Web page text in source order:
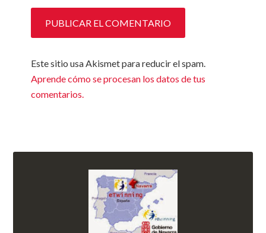
Este sitio usa Akismet para reducir el spam.
Aprende cómo se procesan los datos de tus
comentarios.